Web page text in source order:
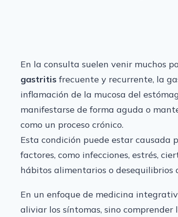
En la consulta suelen venir muchos
gastritis frecuente y recurrente, la
inflamación de la mucosa del
manifestarse de forma aguda o
como un proceso crónico.
Esta condición puede estar causada
factores, como infecciones, estrés,
hábitos alimentarios o desequilibrios
En un enfoque de medicina
aliviar los síntomas, sino comprender